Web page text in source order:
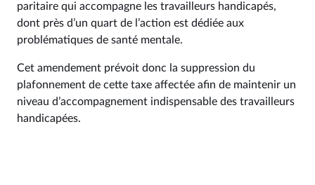
paritaire qui accompagne les travailleurs handicapés,
dont près d’un quart de l’action est dédiée aux
problématiques de santé mentale.
Cet amendement prévoit donc la suppression du
plafonnement de cette taxe affectée afin de maintenir un
niveau d’accompagnement indispensable des travailleurs
handicapées.